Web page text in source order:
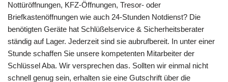
Nottüröffnungen, KFZ-Öffnungen, Tresor- oder
Briefkastenöffnungen wie auch 24-Stunden Notdienst? Die
benötigten Geräte hat Schlüßelservice & Sicherheitsberater
ständig auf Lager. Jederzeit sind sie aubrufbereit. In unter einer
Stunde schaffen Sie unsere kompetenten Mitarbeiter der
Schlüssel Aba. Wir versprechen das. Sollten wir einmal nicht
schnell genug sein, erhalten sie eine Gutschrift über die